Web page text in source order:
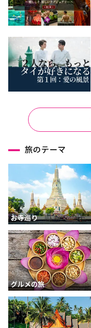
旅のテーマ
お寺巡り
グルメの旅